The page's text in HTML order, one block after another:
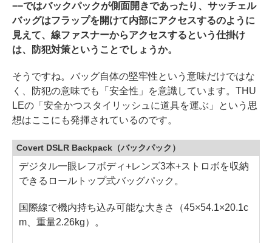
−−ではバックパックが側面開きであったり、サッチェル
バッグはフラップを開けて内部にアクセスするのように
見えて、線ファスナーからアクセスするという仕掛け
は、防犯対策ということでしょうか。
そうですね。バッグ自体の堅牢性という意味だけではな
く、防犯の意味でも「安全性」を意識しています。THU
LEの「安全かつスタイリッシュに道具を運ぶ」という思
想はここにも発揮されているのです。
Covert DSLR Backpack（バックパック）
デジタル一眼レフボディ+レンズ3本+ストロボを収納
できるロールトップ式バッグパック。
国際線で機内持ち込み可能な大きさ（45×54.1×20.1c
m、重量2.26kg）。